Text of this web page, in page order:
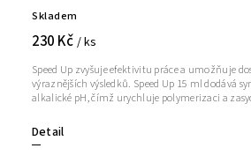
Skladem
230 Kč / ks
Detail
Speed Up zvyšuje efektivitu práce a umožňuje
výraznějších výsledků. Speed Up 15 ml dodává
alkalické pH, čímž urychluje polymerizaci a